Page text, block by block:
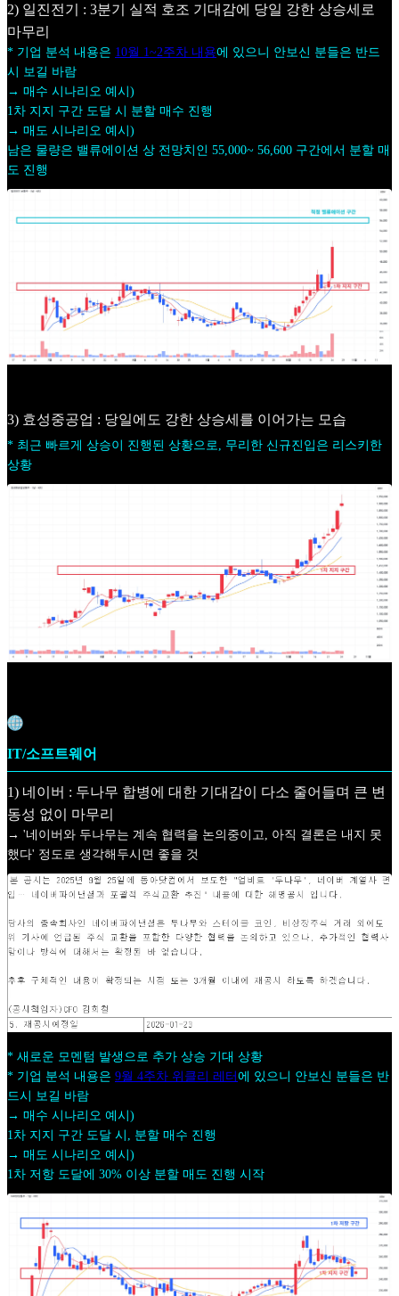
2) 일진전기 : 3분기 실적 호조 기대감에 당일 강한 상승세로
마무리
* 기업 분석 내용은 10월 1~2주차 내용에 있으니 안보신 분들은 반드
시 보길 바람
→ 매수 시나리오 예시)
1차 지지 구간 도달 시 분할 매수 진행
→ 매도 시나리오 예시)
남은 물량은 밸류에이션 상 전망치인 55,000~ 56,600 구간에서 분할 매
도 진행
3) 효성중공업 : 당일에도 강한 상승세를 이어가는 모습
* 최근 빠르게 상승이 진행된 상황으로, 무리한 신규진입은 리스키한
상황
IT/소프트웨어
1) 네이버 : 두나무 합병에 대한 기대감이 다소 줄어들며 큰 변
동성 없이 마무리
→ '네이버와 두나무는 계속 협력을 논의중이고, 아직 결론은 내지 못
했다' 정도로 생각해두시면 좋을 것
* 새로운 모멘텀 발생으로 추가 상승 기대 상황
* 기업 분석 내용은 9월 4주차 위클리 레터에 있으니 안보신 분들은 반
드시 보길 바람
→ 매수 시나리오 예시)
1차 지지 구간 도달 시, 분할 매수 진행
→ 매도 시나리오 예시)
1차 저항 도달에 30% 이상 분할 매도 진행 시작